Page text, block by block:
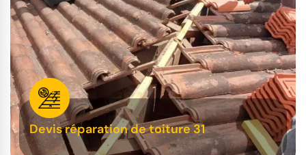
Devis réparation de toiture 31